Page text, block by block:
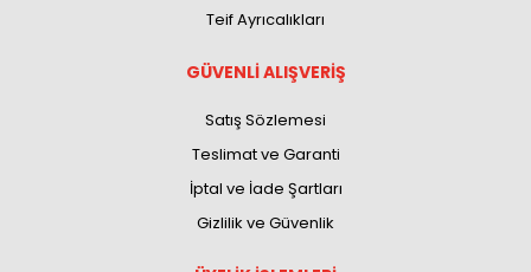
Teif Ayrıcalıkları
GÜVENLİ ALIŞVERİŞ
Satış Sözlemesi
Teslimat ve Garanti
İptal ve İade Şartları
Gizlilik ve Güvenlik